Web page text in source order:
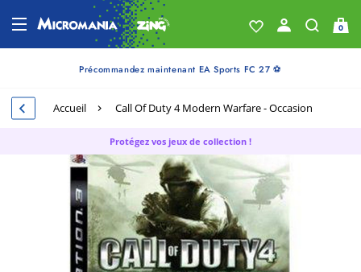
0
Précommandez maintenant EA Sports FC 27 ⚽
Accueil Call Of Duty 4 Modern Warfare - Occasion
Protégez vos jeux de collection !